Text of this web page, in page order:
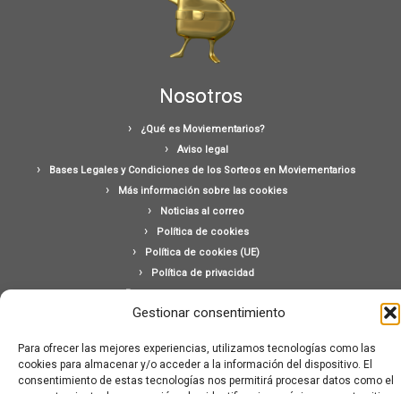
Gestionar consentimiento
Para ofrecer las mejores experiencias, utilizamos tecnologías como las
cookies para almacenar y/o acceder a la información del dispositivo. El
consentimiento de estas tecnologías nos permitirá procesar datos como el
Nosotros
¿Qué es Moviementarios?
Aviso legal
Bases Legales y Condiciones de los Sorteos en Moviementarios
Más información sobre las cookies
Noticias al correo
Política de cookies
Política de cookies (UE)
Política de privacidad